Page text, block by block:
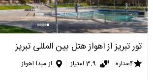
تور تبریز از اهواز هتل بین المللی تبریز
4ستاره 3.9 امتیاز از مبدا اهواز